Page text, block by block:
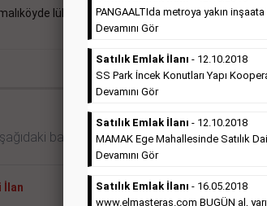
lüks daire ...
Gebzedesatılık
bağlantıları takip ederek Hürriyet
İlan Sosyal İlan
PANGAALTIda metroya yakın
Devamını Gör
Satılık Emlak İlanı - 12.10.2018
SS Park İncek Konutları Yapı
Devamını Gör
Satılık Emlak İlanı - 12.10.2018
MAMAK Ege Mahallesinde Satılık
Devamını Gör
Satılık Emlak İlanı - 16.05.2018
www.elmasteras.com BUGÜN al,